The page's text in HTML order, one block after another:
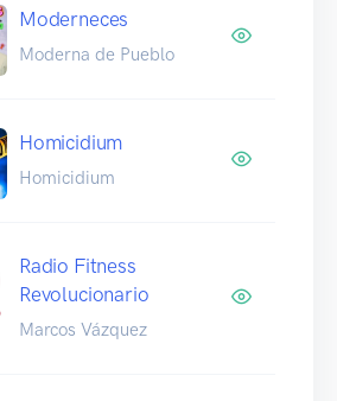
Moderneces
Moderna de Pueblo
Homicidium
Homicidium
Radio Fitness
Revolucionario
Marcos Vázquez